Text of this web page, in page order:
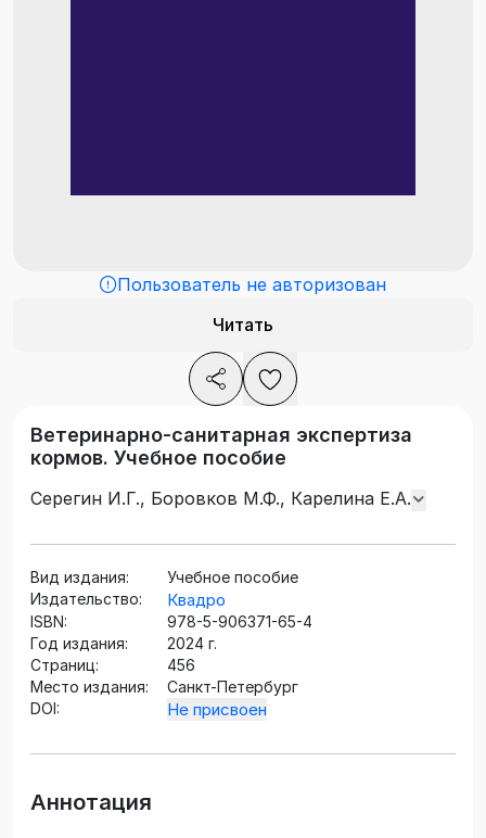
Пользователь не авторизован
Читать
Ветеринарно-санитарная экспертиза
кормов. Учебное пособие
Серегин И.Г., Боровков М.Ф., Карелина Е.А.
Вид издания:
Учебное пособие
Издательство:
Квадро
ISBN:
978-5-906371-65-4
Год издания:
2024 г.
Страниц:
456
Место издания:
Санкт-Петербург
DOI:
Не присвоен
Аннотация